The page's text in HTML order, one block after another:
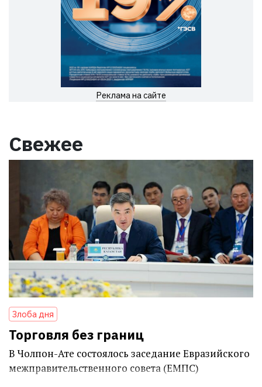
Реклама на сайте
Свежее
Злоба дня
Торговля без границ
В Чолпон-Ате состоялось заседание Евразийского
межправительственного совета (ЕМПС)